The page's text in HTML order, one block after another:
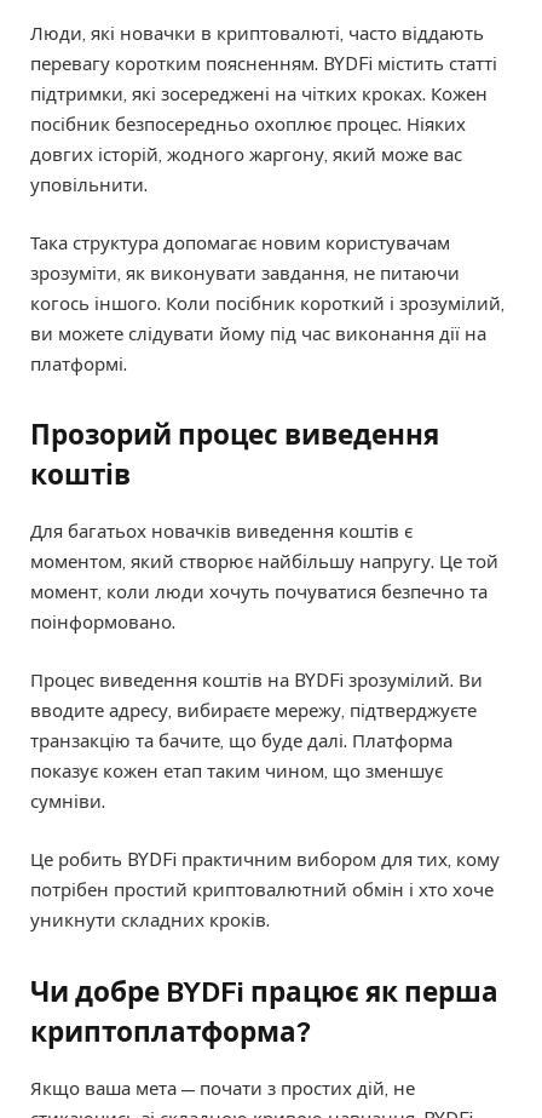
Люди, які новачки в криптовалюті, часто віддають
перевагу коротким поясненням. BYDFi містить статті
підтримки, які зосереджені на чітких кроках. Кожен
посібник безпосередньо охоплює процес. Ніяких
довгих історій, жодного жаргону, який може вас
уповільнити.
Така структура допомагає новим користувачам
зрозуміти, як виконувати завдання, не питаючи
когось іншого. Коли посібник короткий і зрозумілий,
ви можете слідувати йому під час виконання дії на
платформі.
Прозорий процес виведення
коштів
Для багатьох новачків виведення коштів є
моментом, який створює найбільшу напругу. Це той
момент, коли люди хочуть почуватися безпечно та
поінформовано.
Процес виведення коштів на BYDFi зрозумілий. Ви
вводите адресу, вибираєте мережу, підтверджуєте
транзакцію та бачите, що буде далі. Платформа
показує кожен етап таким чином, що зменшує
сумніви.
Це робить BYDFi практичним вибором для тих, кому
потрібен простий криптовалютний обмін і хто хоче
уникнути складних кроків.
Чи добре BYDFi працює як перша
криптоплатформа?
Якщо ваша мета — почати з простих дій, не